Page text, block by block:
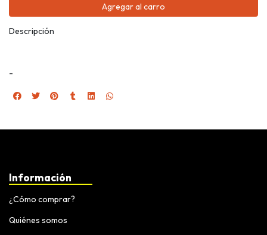
Agregar al carro
Descripción
-
Información
¿Cómo comprar?
Quiénes somos